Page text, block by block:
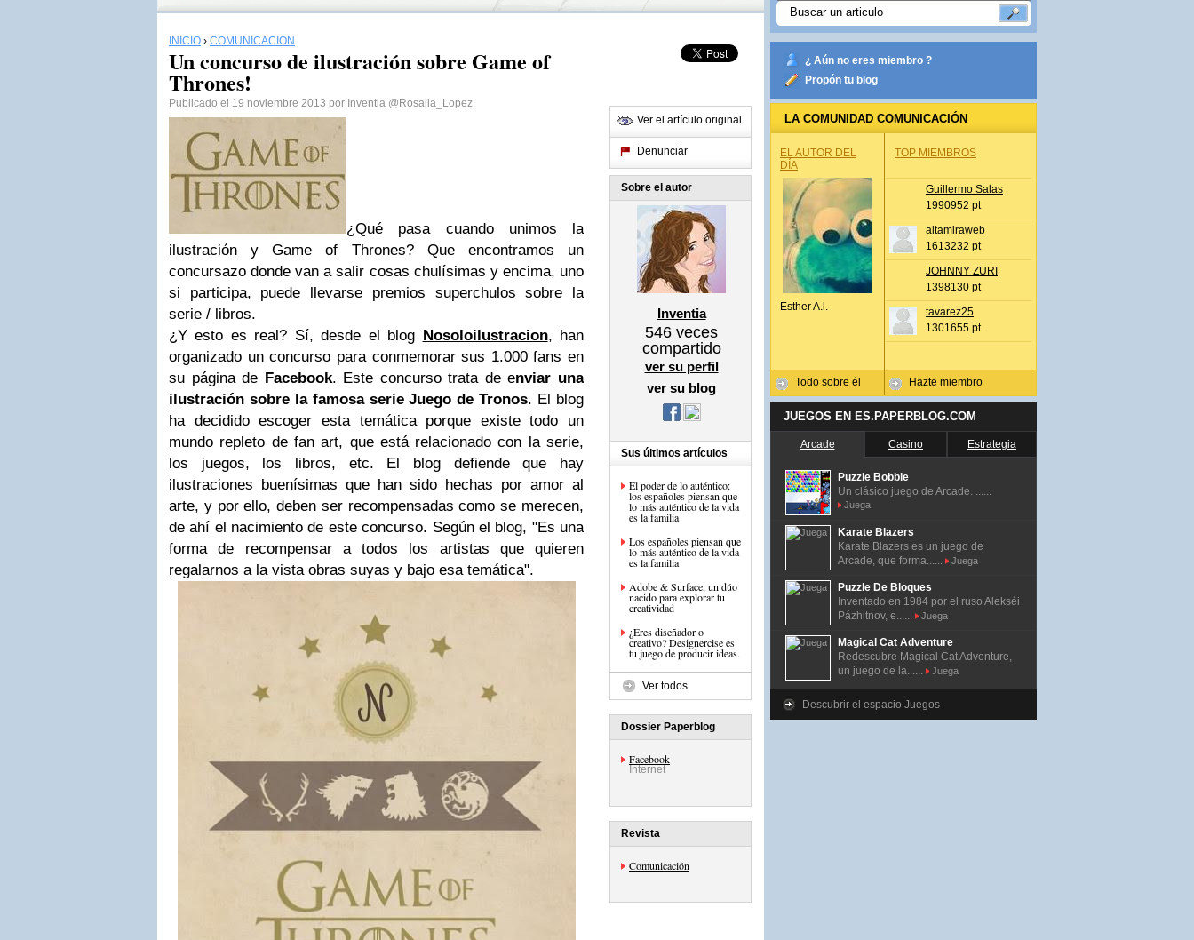
INICIO › COMUNICACIÓN
Un concurso de ilustración sobre Game of
Thrones!
Publicado el 19 noviembre 2013 por Inventia @Rosalia_Lopez
¿Qué pasa cuando unimos la
ilustración y Game of Thrones? Que encontramos un
concursazo donde van a salir cosas chulísimas y encima, uno
si participa, puede llevarse premios superchulos sobre la
serie / libros.
¿Y esto es real? Sí, desde el blog Nosoloilustracion, han
organizado un concurso para conmemorar sus 1.000 fans en
su página de Facebook. Este concurso trata de enviar una
ilustración sobre la famosa serie Juego de Tronos. El blog
ha decidido escoger esta temática porque existe todo un
mundo repleto de fan art, que está relacionado con la serie,
los juegos, los libros, etc. El blog defiende que hay
ilustraciones buenísimas que han sido hechas por amor al
arte, y por ello, deben ser recompensadas como se merecen,
de ahí el nacimiento de este concurso. Según el blog, "Es una
forma de recompensar a todos los artistas que quieren
regalarnos a la vista obras suyas y bajo esa temática".
Ver el artículo original
Denunciar
Sobre el autor
Inventia
546 veces
compartido
ver su perfil
ver su blog
Sus últimos artículos
El poder de lo auténtico:
los españoles piensan que
lo más auténtico de la vida
es la familia
Los españoles piensan que
lo más auténtico de la vida
es la familia
Adobe & Surface, un dúo
nacido para explorar tu
creatividad
¿Eres diseñador o
creativo? Designercise es
tu juego de producir ideas.
Ver todos
Dossier Paperblog
Facebook
Internet
Revista
Comunicación
¿ Aún no eres miembro ?
Propón tu blog
LA COMUNIDAD COMUNICACIÓN
EL AUTOR DEL
DÍA
Esther A.l.
Todo sobre él
TOP MIEMBROS
Guillermo Salas
1990952 pt
altamiraweb
1613232 pt
JOHNNY ZURI
1398130 pt
tavarez25
1301655 pt
Hazte miembro
JUEGOS EN ES.PAPERBLOG.COM
Arcade Casino Estrategia
Puzzle Bobble
Un clásico juego de Arcade. ......
Juega
Karate Blazers
Karate Blazers es un juego de
Arcade, que forma......
Juega
Puzzle De Bloques
Inventado en 1984 por el ruso Alekséi
Pázhitnov, e......
Juega
Magical Cat Adventure
Redescubre Magical Cat Adventure,
un juego de la......
Juega
Descubrir el espacio Juegos